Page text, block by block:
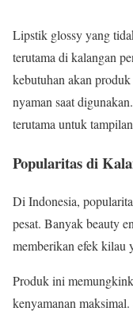
Lipstik glossy yang
terutama di kalangan
kebutuhan akan
nyaman saat
terutama untuk
Popularitas di
Di Indonesia,
pesat. Banyak beauty
memberikan efek kilau
Produk ini
kenyamanan